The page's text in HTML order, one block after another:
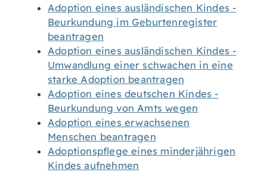
Adoption eines ausländischen Kindes -
Beurkundung im Geburtenregister
beantragen
Adoption eines ausländischen Kindes -
Umwandlung einer schwachen in eine
starke Adoption beantragen
Adoption eines deutschen Kindes -
Beurkundung von Amts wegen
Adoption eines erwachsenen
Menschen beantragen
Adoptionspflege eines minderjährigen
Kindes aufnehmen